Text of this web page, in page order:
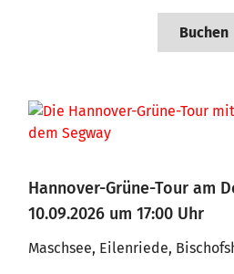
Buchen
Hannover-Grüne-Tour am
10.09.2026 um 17:00 Uhr
Maschsee, Eilenriede,